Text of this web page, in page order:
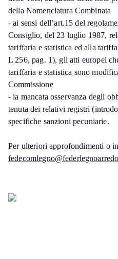
della Nomenclatura Combinata
- ai sensi dell’art.15 del
Consiglio, del 23 luglio 1987,
tariffaria e statistica ed alla
L 256, pag. 1), gli atti europei
tariffaria e statistica sono
Commissione
- la mancata osservanza degli
tenuta dei relativi registri
specifiche sanzioni pecuniarie.
Per ulteriori approfondimenti o